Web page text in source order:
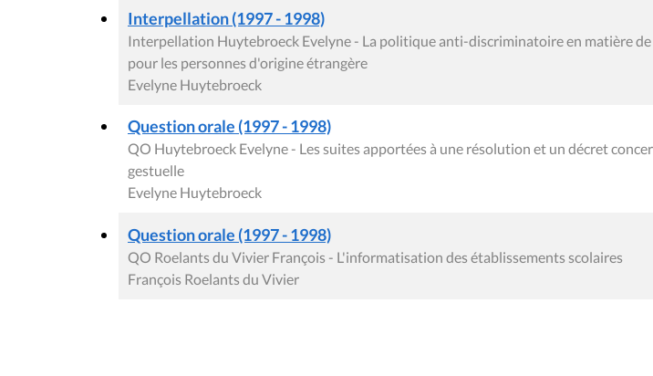
Interpellation (1997 - 1998)
Interpellation Huytebroeck Evelyne - La politique anti-discriminatoire en matière
pour les personnes d'origine étrangère
Evelyne Huytebroeck
Question orale (1997 - 1998)
QO Huytebroeck Evelyne - Les suites apportées à une résolution et un décret
gestuelle
Evelyne Huytebroeck
Question orale (1997 - 1998)
QO Roelants du Vivier François - L'informatisation des établissements scolaires
François Roelants du Vivier